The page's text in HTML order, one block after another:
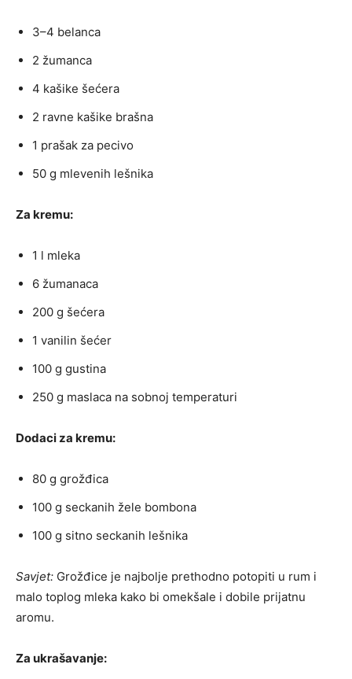
3–4 belanca
2 žumanca
4 kašike šećera
2 ravne kašike brašna
1 prašak za pecivo
50 g mlevenih lešnika
Za kremu:
1 l mleka
6 žumanaca
200 g šećera
1 vanilin šećer
100 g gustina
250 g maslaca na sobnoj temperaturi
Dodaci za kremu:
80 g grožđica
100 g seckanih žele bombona
100 g sitno seckanih lešnika
Savjet: Grožđice je najbolje prethodno potopiti u rum i
malo toplog mleka kako bi omekšale i dobile prijatnu
aromu.
Za ukrašavanje: